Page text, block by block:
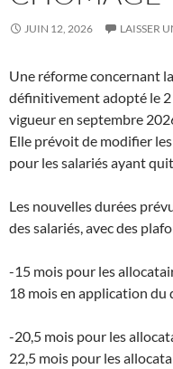
JUIN 12, 2026 LAISSER
Une réforme concernant
définitivement adopté le
vigueur en septembre
Elle prévoit de modifier
pour les salariés ayant
Les nouvelles durées
des salariés, avec des
-15 mois pour les
18 mois en application du
-20,5 mois pour les
22,5 mois pour les